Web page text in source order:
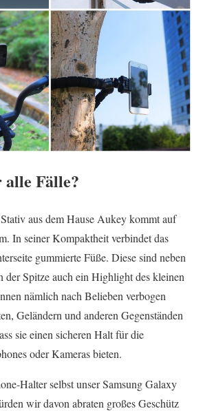
Fälle?
aus dem Hause Aukey kommt auf
In seiner Kompaktheit verbindet das
gummierte Füße. Diese sind neben
der Spitze auch ein Highlight des kleinen
nämlich nach Belieben verbogen
Geländern und anderen Gegenständen
sie einen sicheren Halt für die
oder Kameras bieten.
Halter selbst unser Samsung Galaxy
wir davon abraten großes Geschütz